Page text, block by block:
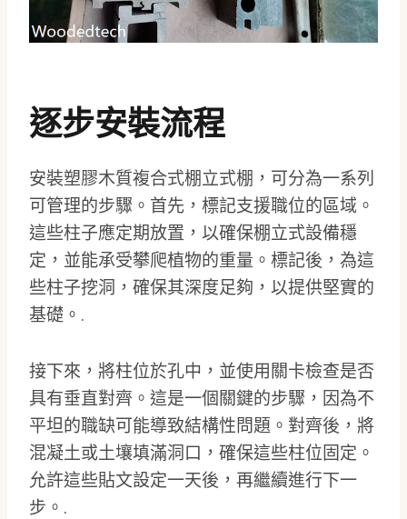
逐步安裝流程
安裝塑膠木質複合式棚立式棚，可分為一系列
可管理的步驟。首先，標記支援職位的區域。
這些柱子應定期放置，以確保棚立式設備穩
定，並能承受攀爬植物的重量。標記後，為這
些柱子挖洞，確保其深度足夠，以提供堅實的
基礎。.
接下來，將柱位於孔中，並使用關卡檢查是否
具有垂直對齊。這是一個關鍵的步驟，因為不
平坦的職缺可能導致結構性問題。對齊後，將
混凝土或土壤填滿洞口，確保這些柱位固定。
允許這些貼文設定一天後，再繼續進行下一
步。.